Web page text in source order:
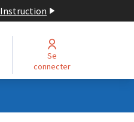
Instruction
Se
connecter